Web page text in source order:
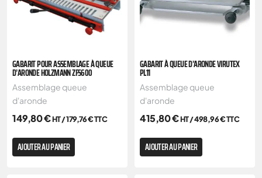
GABARIT POUR ASSEMBLAGE À QUEUE
D’ARONDE HOLZMANN ZFS600
Assemblage queue
d'aronde
149,80€HT /179,76€TTC
AJOUTER AU PANIER
GABARIT À QUEUE D’ARONDE VIRUTEX
PL11
Assemblage queue
d'aronde
415,80€HT /498,96€TTC
AJOUTER AU PANIER